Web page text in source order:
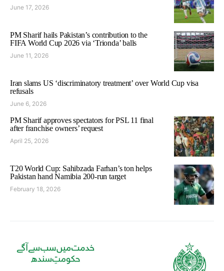
June 17, 2026
PM Sharif hails Pakistan’s contribution to the
FIFA World Cup 2026 via ‘Trionda’ balls
June 11, 2026
Iran slams US ‘discriminatory treatment’ over World Cup visa
refusals
June 6, 2026
PM Sharif approves spectators for PSL 11 final
after franchise owners’ request
April 25, 2026
T20 World Cup: Sahibzada Farhan’s ton helps
Pakistan hand Namibia 200-run target
February 18, 2026